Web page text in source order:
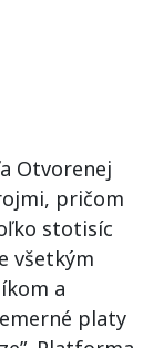
Otvorenej
pričom
stotisíc
všetkým
a
platy